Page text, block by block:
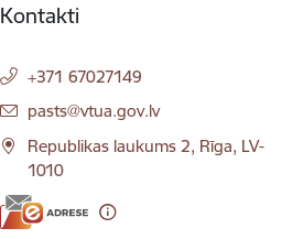
Kontakti
+371 67027149
E-pasts:
pasts@vtua.gov.lv
Republikas laukums 2, Rīga, LV-
1010